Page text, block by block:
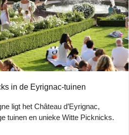
in de Eyrignac-tuinen
ligt het Château d’Eyrignac,
tuinen en unieke Witte Picknicks.